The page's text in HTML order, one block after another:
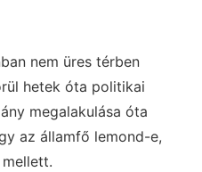
nem üres térben
hetek óta politikai
megalakulása óta
az államfő lemond-e,